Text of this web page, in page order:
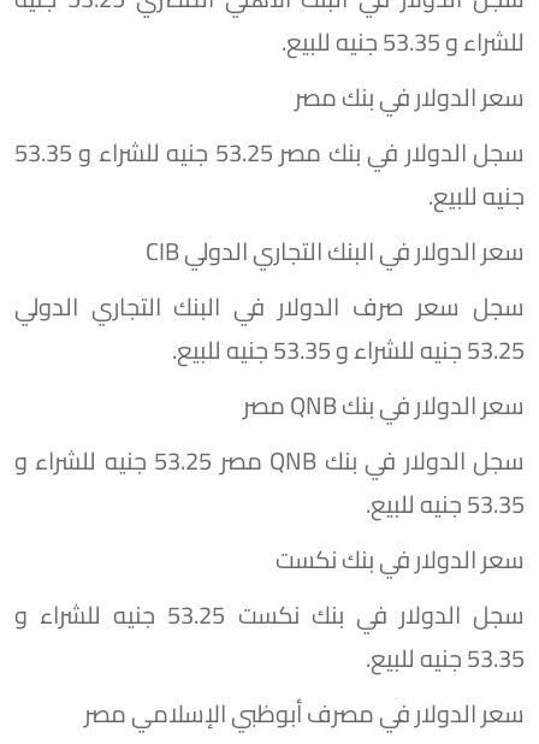
للشراء و 53.35 جنيه للبيع.
سعر الدولار في بنك مصر
سجل الدولار في بنك مصر 53.25 جنيه للشراء و 53.35
جنيه للبيع.
سعر الدولار في البنك التجاري الدولي CIB
سجل سعر صرف الدولار في البنك التجاري الدولي
53.25 جنيه للشراء و 53.35 جنيه للبيع.
سعر الدولار في بنك QNB مصر
سجل الدولار في بنك QNB مصر 53.25 جنيه للشراء و
53.35 جنيه للبيع.
سعر الدولار في بنك نكست
سجل الدولار في بنك نكست 53.25 جنيه للشراء و
53.35 جنيه للبيع.
سعر الدولار في مصرف أبوظبي الإسلامي مصر